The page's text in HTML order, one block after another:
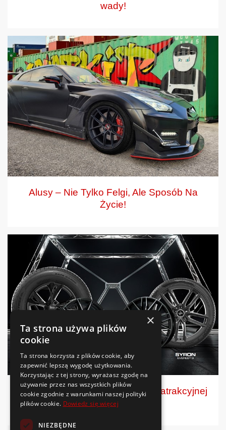
wady!
Alusy – Nie Tylko Felgi, Ale Sposób Na
Życie!
Berlin Tires: niemieckie opony w atrakcyjnej
cenie
×
Ta strona używa plików
cookie
Ta strona korzysta z plików cookie, aby
zapewnić lepszą wygodę użytkowania.
Korzystając z tej strony, wyrażasz zgodę na
używanie przez nas wszystkich plików
cookie zgodnie z warunkami naszej polityki
plików cookie. Dowiedz się więcej
NIEZBĘDNE